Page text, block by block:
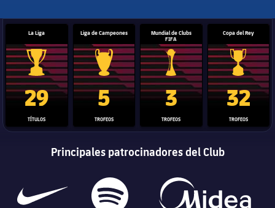
La Liga
Trofeo de La Liga
29
TÍTULOS
Liga de Campeones
Trofeo de la Liga de Campeones
5
TROFEOS
Mundial de Clubs
FIFA
Trofeo del Mundial de
3
TROFEOS
Copa del Rey
Copa del
32
TROFEOS
Principales patrocinadores del Club